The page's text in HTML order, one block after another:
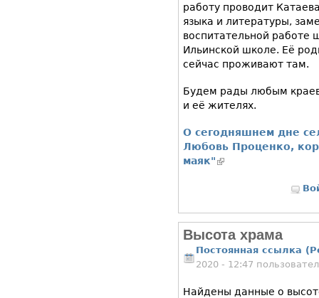
работу проводит
языка и литературы,
воспитательной работе
Ильинской школе. Её
сейчас проживают там.
Будем рады любым
и её жителях.
О сегодняшнем дне
Любовь Проценко,
маяк" (внешняя ссылка)
Высота храма
Постоянная ссылка
2020 - 12:47
Найдены данные о